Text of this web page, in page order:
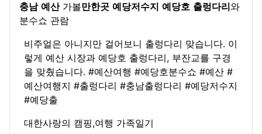
충남 예산가볼만한곳 예당저수지 예당호 출렁다리와
분수쇼 관람
비주얼은 아니지만 걸어보니 출렁다리 맞습니다. 이
렇게 예산 시장과 예당호 출렁다리, 부잔교를 구경
을 맞췄습니다. #예산여행 #예당호분수쇼 #예산 #
예산여행지 #출렁다리 #충남출렁다리 #예당저수지
#예당출
대한사랑의 캠핑,여행 가족일기